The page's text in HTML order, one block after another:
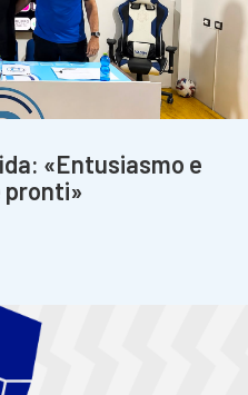
«Entusiasmo e
pronti»